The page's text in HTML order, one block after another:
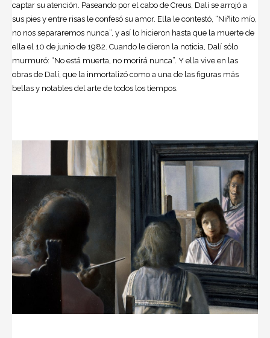
captar su atención. Paseando por el cabo de Creus, Dalí se arrojó a
sus pies y entre risas le confesó su amor. Ella le contestó, “Niñito mío,
no nos separaremos nunca”, y así lo hicieron hasta que la muerte de
ella el 10 de junio de 1982. Cuando le dieron la noticia, Dalí sólo
murmuró: “No está muerta, no morirá nunca”. Y ella vive en las
obras de Dalí, que la inmortalizó como a una de las figuras más
bellas y notables del arte de todos los tiempos.